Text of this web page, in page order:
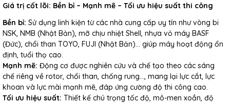
Giá trị cốt lõi: Bền bỉ – Mạnh mẽ – Tối ưu hiệu suất thi công
Bền bỉ: Sử dụng linh kiện từ các nhà cung cấp uy tín như vòng bi
NSK, NMB (Nhật Bản), mỡ chịu nhiệt Shell, nhựa vỏ máy BASF
(Đức), chổi than TOYO, FUJI (Nhật Bản)… giúp máy hoạt động ổn
định, tuổi thọ cao.
Mạnh mẽ: Động cơ được nghiên cứu và chế tạo theo các sáng
chế riêng về rotor, chổi than, chống rung…, mang lại lực cắt, lực
khoan và lực mài mạnh mẽ, đáp ứng cường độ thi công cao.
Tối ưu hiệu suất: Thiết kế chú trọng tốc độ, mô-men xoắn, độ